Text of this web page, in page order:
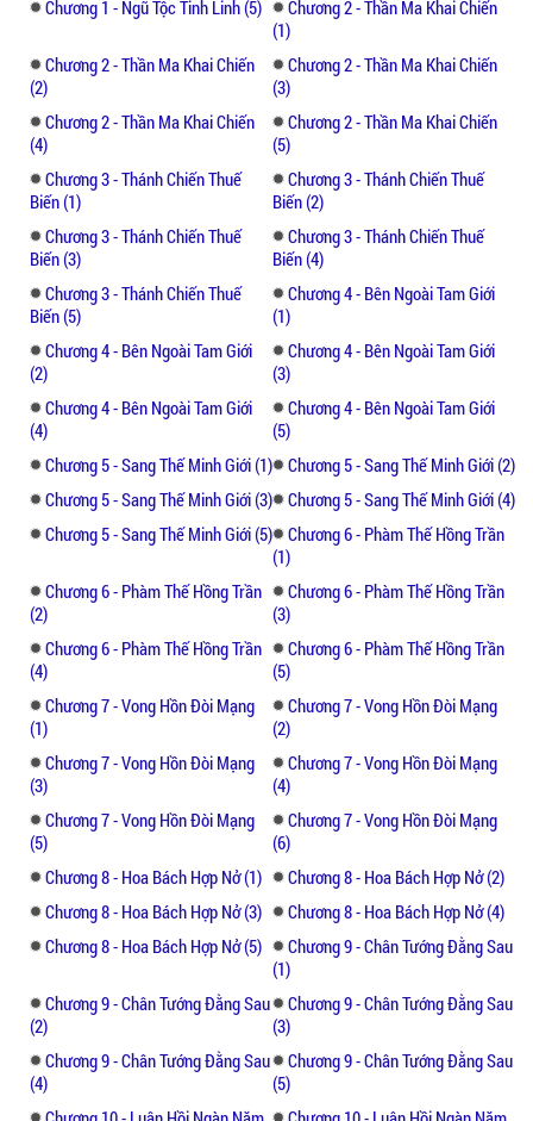
Chương 1 - Ngũ Tộc Tinh Linh (5)
Chương 2 - Thần Ma Khai Chiến
(1)
Chương 2 - Thần Ma Khai Chiến
(2)
Chương 2 - Thần Ma Khai Chiến
(3)
Chương 2 - Thần Ma Khai Chiến
(4)
Chương 2 - Thần Ma Khai Chiến
(5)
Chương 3 - Thánh Chiến Thuế
Biến (1)
Chương 3 - Thánh Chiến Thuế
Biến (2)
Chương 3 - Thánh Chiến Thuế
Biến (3)
Chương 3 - Thánh Chiến Thuế
Biến (4)
Chương 3 - Thánh Chiến Thuế
Biến (5)
Chương 4 - Bên Ngoài Tam Giới
(1)
Chương 4 - Bên Ngoài Tam Giới
(2)
Chương 4 - Bên Ngoài Tam Giới
(3)
Chương 4 - Bên Ngoài Tam Giới
(4)
Chương 4 - Bên Ngoài Tam Giới
(5)
Chương 5 - Sang Thế Minh Giới (1)
Chương 5 - Sang Thế Minh Giới (2)
Chương 5 - Sang Thế Minh Giới (3)
Chương 5 - Sang Thế Minh Giới (4)
Chương 5 - Sang Thế Minh Giới (5)
Chương 6 - Phàm Thế Hồng Trần
(1)
Chương 6 - Phàm Thế Hồng Trần
(2)
Chương 6 - Phàm Thế Hồng Trần
(3)
Chương 6 - Phàm Thế Hồng Trần
(4)
Chương 6 - Phàm Thế Hồng Trần
(5)
Chương 7 - Vong Hồn Đòi Mạng
(1)
Chương 7 - Vong Hồn Đòi Mạng
(2)
Chương 7 - Vong Hồn Đòi Mạng
(3)
Chương 7 - Vong Hồn Đòi Mạng
(4)
Chương 7 - Vong Hồn Đòi Mạng
(5)
Chương 7 - Vong Hồn Đòi Mạng
(6)
Chương 8 - Hoa Bách Hợp Nở (1)
Chương 8 - Hoa Bách Hợp Nở (2)
Chương 8 - Hoa Bách Hợp Nở (3)
Chương 8 - Hoa Bách Hợp Nở (4)
Chương 8 - Hoa Bách Hợp Nở (5)
Chương 9 - Chân Tướng Đằng Sau
(1)
Chương 9 - Chân Tướng Đằng Sau
(2)
Chương 9 - Chân Tướng Đằng Sau
(3)
Chương 9 - Chân Tướng Đằng Sau
(4)
Chương 9 - Chân Tướng Đằng Sau
(5)